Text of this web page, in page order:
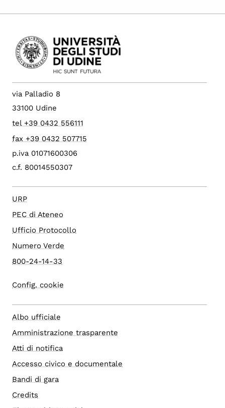
via Palladio 8
33100 Udine
tel +39 0432 556111
fax +39 0432 507715
p.iva 01071600306
c.f. 80014550307
URP
PEC di Ateneo
Ufficio Protocollo
Numero Verde
800-24-14-33
Config. cookie
Albo ufficiale
Amministrazione trasparente
Atti di notifica
Accesso civico e documentale
Bandi di gara
Credits